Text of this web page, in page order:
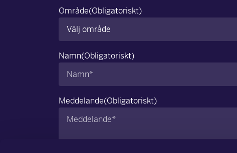
Område(Obligatoriskt)
Namn(Obligatoriskt)
Meddelande(Obligatoriskt)